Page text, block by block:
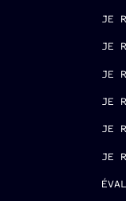
JE
JE
JE
JE
JE
JE